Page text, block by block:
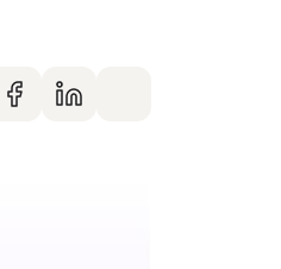
Dela på
Dela på